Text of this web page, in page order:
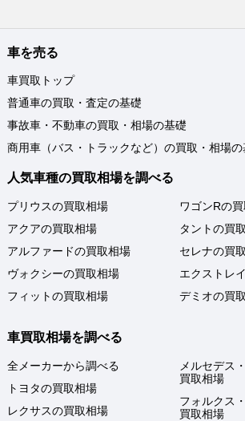
車を売る
車買取トップ
普通車の買取・査定の基礎
事故車・不動車の買取・相場の基礎
商用車（バス・トラックなど）の買取・相場の
人気車種の買取相場を調べる
プリウスの買取相場
アクアの買取相場
アルファードの買取相場
ヴォクシーの買取相場
フィットの買取相場
ワゴンRの
タントの買
セレナの買
エクストレ
デミオの買
車買取相場を調べる
全メーカーから調べる
トヨタの買取相場
レクサスの買取相場
メルセデス
買取相場
フォルクス
買取相場